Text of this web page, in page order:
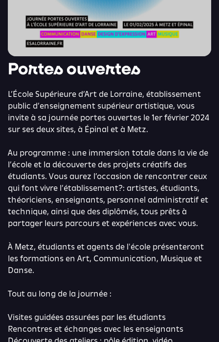
Portes ouvertes
L’École Supérieure d’Art de Lorraine, établissement
public d’enseignement supérieur artistique, vous
invite à sa journée portes ouvertes le 1er février 2024
sur ses deux sites, à Épinal et à Metz.
Au programme : une immersion totale dans la vie de
l’école et la découverte des projets créatifs des
étudiants. Vous aurez l’occasion de rencontrer ceux
qui font vivre l’établissement?: artistes, étudiants,
théoriciens, enseignants, personnel administratif et
technique, ainsi que des diplômés, tous prêts à
partager leurs parcours et expériences avec vous.
À Metz, étudiants et agents de l'école présenteront
les formations en Art, Communication, Musique et
Danse.
Tout au long de la journée :
Visites guidées assurées par les étudiants
Rencontres et échanges avec les enseignants